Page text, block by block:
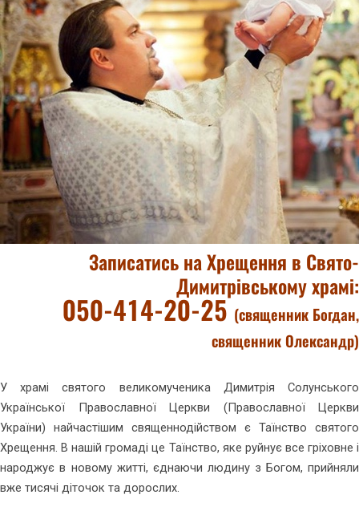
Записатись на Хрещення в Свято-
Димитрівському храмі:
050-414-20-25 (священник Богдан,
священник Олександр)
У храмі святого великомученика Димитрія Солунського
Української Православної Церкви (Православної Церкви
України) найчастішим священнодійством є Таїнство святого
Хрещення. В нашій громаді це Таїнство, яке руйнує все гріховне і
народжує в новому житті, єднаючи людину з Богом, прийняли
вже тисячі діточок та дорослих.